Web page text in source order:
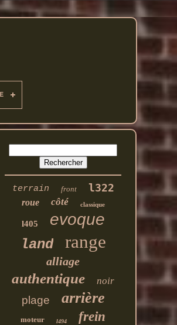
terrain front l322
roue côté classique
l405 evoque
land range
alliage
authentique noir
plage arrière
moteur l494 frein